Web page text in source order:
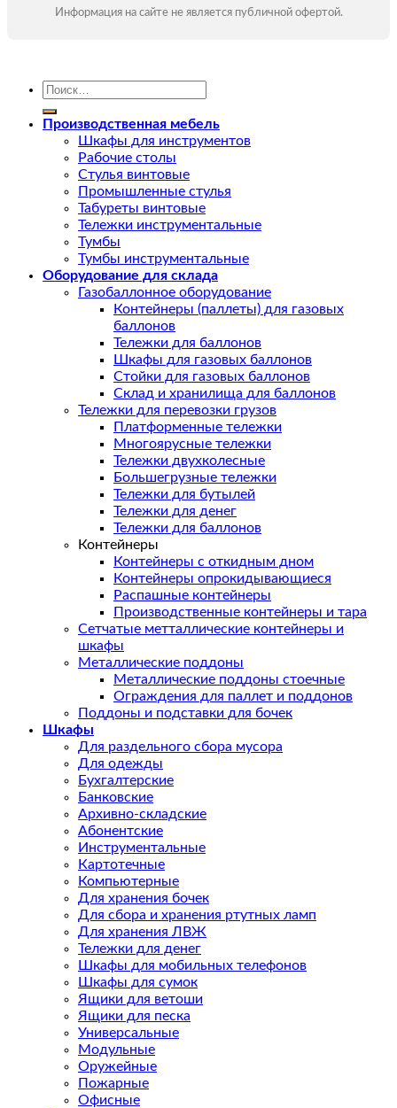
Информация на сайте не является публичной офертой.
Искать:
Производственная мебель
Шкафы для инструментов
Рабочие столы
Стулья винтовые
Промышленные стулья
Табуреты винтовые
Тележки инструментальные
Тумбы
Тумбы инструментальные
Оборудование для склада
Газобаллонное оборудование
Контейнеры (паллеты) для газовых
баллонов
Тележки для баллонов
Шкафы для газовых баллонов
Стойки для газовых баллонов
Склад и хранилища для баллонов
Тележки для перевозки грузов
Платформенные тележки
Многоярусные тележки
Тележки двухколесные
Большегрузные тележки
Тележки для бутылей
Тележки для денег
Тележки для баллонов
Контейнеры
Контейнеры с откидным дном
Контейнеры опрокидывающиеся
Распашные контейнеры
Производственные контейнеры и тара
Сетчатые метталлические контейнеры и
шкафы
Металлические поддоны
Металлические поддоны стоечные
Ограждения для паллет и поддонов
Поддоны и подставки для бочек
Шкафы
Для раздельного сбора мусора
Для одежды
Бухгалтерские
Банковские
Архивно-складские
Абонентские
Инструментальные
Картотечные
Компьютерные
Для хранения бочек
Для сбора и хранения ртутных ламп
Для хранения ЛВЖ
Тележки для денег
Шкафы для мобильных телефонов
Шкафы для сумок
Ящики для ветоши
Ящики для песка
Универсальные
Модульные
Оружейные
Пожарные
Офисные